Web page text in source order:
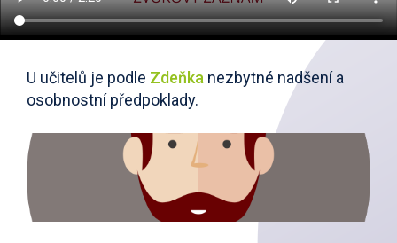
U učitelů je podle Zdeňka nezbytné nadšení a
osobnostní předpoklady.